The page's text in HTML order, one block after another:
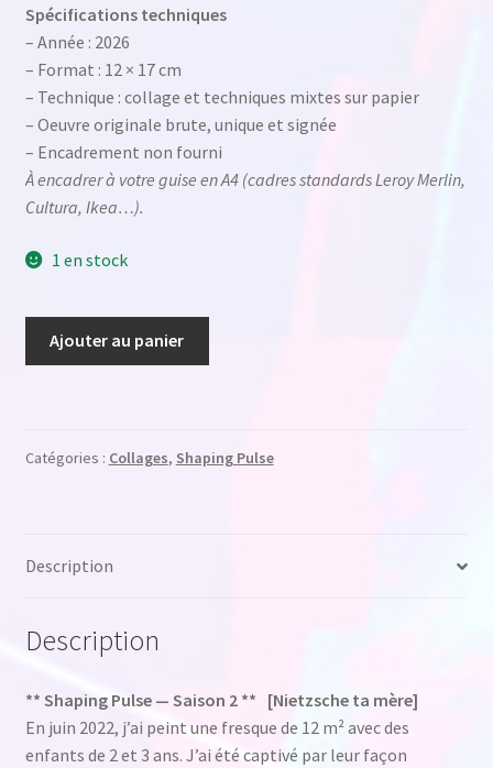
Spécifications techniques
– Année : 2026
– Format : 12 × 17 cm
– Technique : collage et techniques mixtes sur papier
– Oeuvre originale brute, unique et signée
– Encadrement non fourni
À encadrer à votre guise en A4 (cadres standards Leroy Merlin,
Cultura, Ikea…).
1 en stock
11012026
Ajouter au panier
Catégories : Collages, Shaping Pulse
Description
Description
** Shaping Pulse — Saison 2 ** [Nietzsche ta mère]
En juin 2022, j’ai peint une fresque de 12 m² avec des
enfants de 2 et 3 ans. J’ai été captivé par leur façon